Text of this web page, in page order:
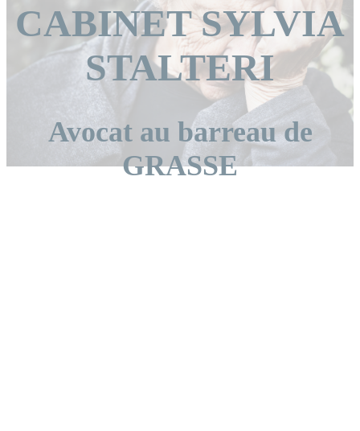
CABINET SYLVIA
STALTERI
Avocat au barreau de
GRASSE